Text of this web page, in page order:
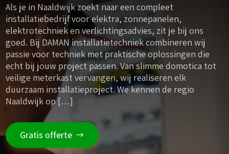
Als je in Naaldwijk zoekt naar een compleet
installatiebedrijf voor elektra, zonnepanelen,
elektrotechniek en verlichtingsadvies, zit je bij ons
goed. Bij DAMAN installatietechniek combineren wij
passie voor techniek met praktische oplossingen die
echt bij jouw project passen. Van slimme domotica tot
veilige meterkast vervangen, wij realiseren elk
duurzaam installatieproject. We kennen de regio
Naaldwijk op […]
Gratis offerte